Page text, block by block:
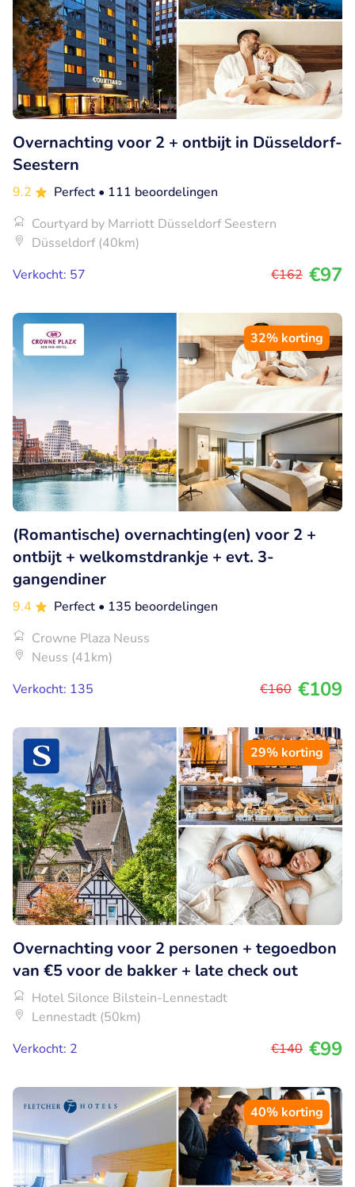
Overnachting voor 2 + ontbijt in Düsseldorf-
Seestern
9.2 Perfect • 111 beoordelingen
Courtyard by Marriott Düsseldorf Seestern
Düsseldorf (40km)
Verkocht: 57
€162 €97
32% korting
(Romantische) overnachting(en) voor 2 +
ontbijt + welkomstdrankje + evt. 3-
gangendiner
9.4 Perfect • 135 beoordelingen
Crowne Plaza Neuss
Neuss (41km)
Verkocht: 135
€160 €109
29% korting
Overnachting voor 2 personen + tegoedbon
van €5 voor de bakker + late check out
Hotel Silonce Bilstein-Lennestadt
Lennestadt (50km)
Verkocht: 2
€140 €99
40% korting